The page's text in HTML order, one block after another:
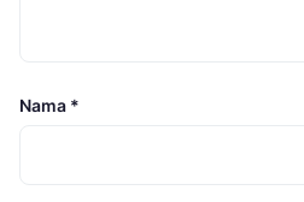
Nama *